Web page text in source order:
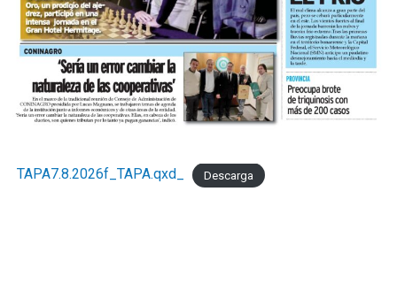
TAPA7.8.2026f_TAPA.qxd_ Descarga